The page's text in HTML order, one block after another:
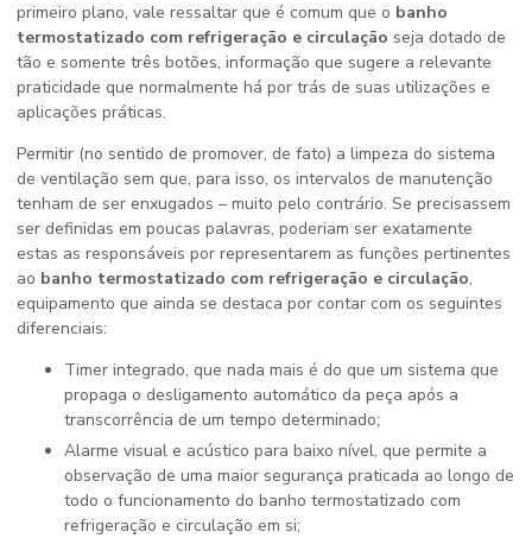
primeiro plano, vale ressaltar que é comum que o banho
termostatizado com refrigeração e circulação seja dotado de
tão e somente três botões, informação que sugere a relevante
praticidade que normalmente há por trás de suas utilizações e
aplicações práticas.
Permitir (no sentido de promover, de fato) a limpeza do sistema
de ventilação sem que, para isso, os intervalos de manutenção
tenham de ser enxugados – muito pelo contrário. Se precisassem
ser definidas em poucas palavras, poderiam ser exatamente
estas as responsáveis por representarem as funções pertinentes
ao banho termostatizado com refrigeração e circulação,
equipamento que ainda se destaca por contar com os seguintes
diferenciais:
Timer integrado, que nada mais é do que um sistema que
propaga o desligamento automático da peça após a
transcorrência de um tempo determinado;
Alarme visual e acústico para baixo nível, que permite a
observação de uma maior segurança praticada ao longo de
todo o funcionamento do banho termostatizado com
refrigeração e circulação em si;